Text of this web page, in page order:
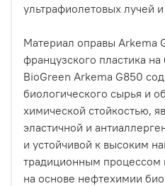
ультрафиолетовых лучей
Материал оправы Arkema
французского пластика
BioGreen Arkema G850
биологического сырья и
химической стойкостью,
эластичной и
и устойчивой к высоким
традиционным процессом
на основе нефтехимии